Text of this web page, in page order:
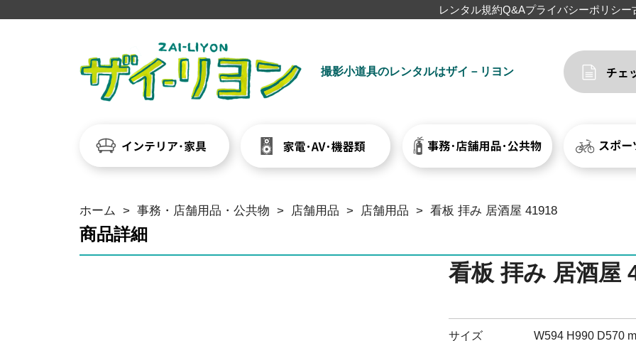
レンタル規約Q&Aプライバシーポリシー
撮影小道具のレンタルはザイ－リヨン
ホーム > 事務・店舗用品・公共物 > 店舗用品 > 店舗用品 > 看板 拝み 居酒屋 41918
商品詳細
看板 拝み 居酒屋
サイズ W594 H990 D570